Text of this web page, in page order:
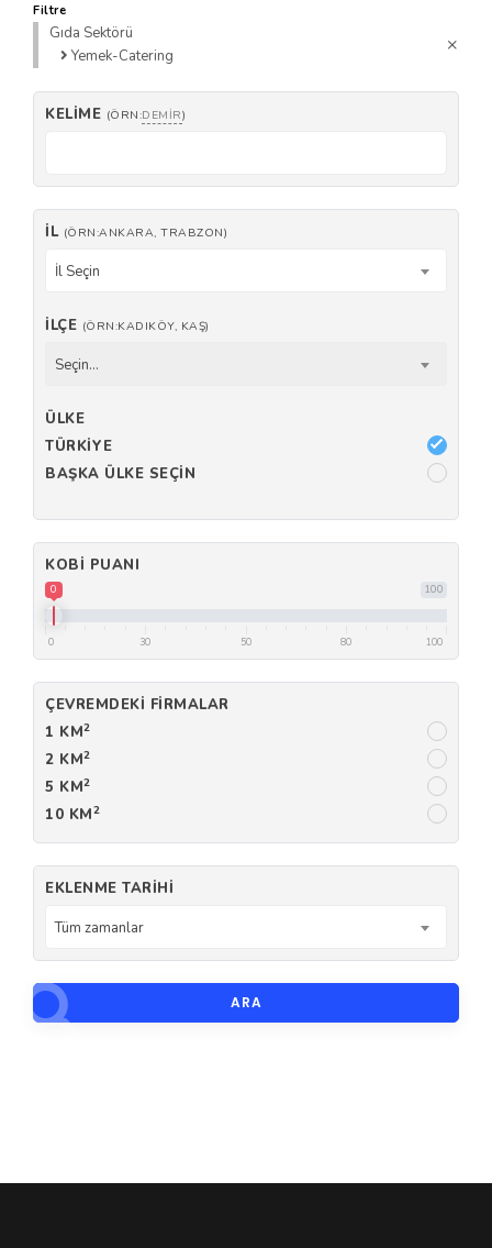
Filtre
Gıda Sektörü
Yemek-Catering
KELIME (ÖRN:DEMIR)
İL (ÖRN:ANKARA, TRABZON)
İl Seçin
İLÇE (ÖRN:KADIKÖY, KAŞ)
Seçin...
ÜLKE
TÜRKIYE
BAŞKA ÜLKE SEÇIN
KOBI PUANI
100
0
0 30 50 80 100
ÇEVREMDEKI FIRMALAR
1 KM2
2 KM2
5 KM2
10 KM2
EKLENME TARIHI
Tüm zamanlar
ARA